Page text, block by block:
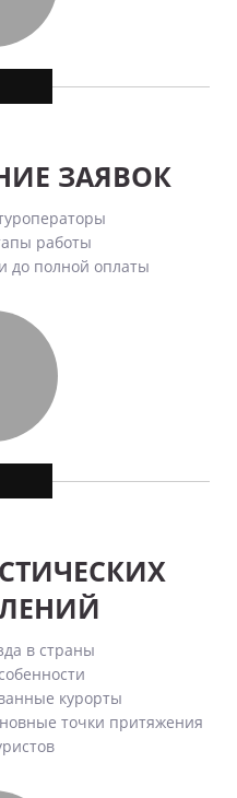
ЗАЯВОК
работы
до полной оплаты
в страны
курорты
точки притяжения